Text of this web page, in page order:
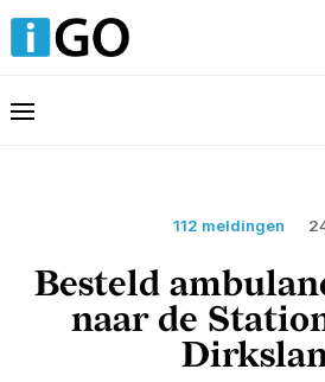
112 meldingen
Besteld
naar de